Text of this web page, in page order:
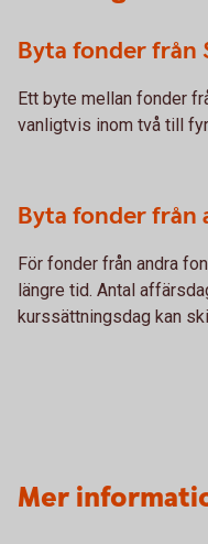
Byta fonder från
Ett byte mellan fonder
vanligtvis inom två till
Byta fonder från
För fonder från andra
längre tid. Antal
kurssättningsdag kan
Mer